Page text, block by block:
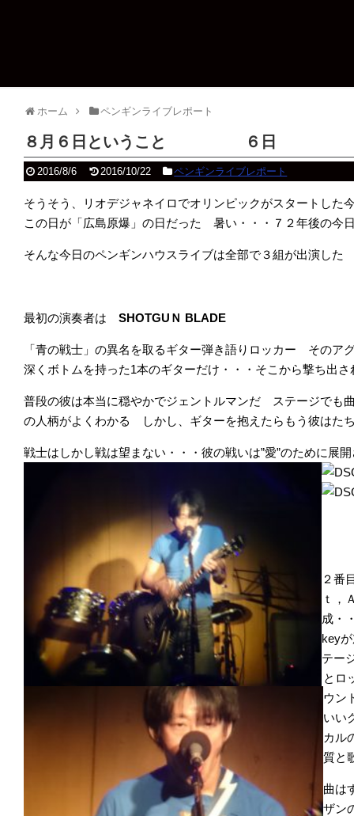
ホーム ペンギンライブレポート
８月６日ということ ６日
2016/8/6 2016/10/22 ペンギンライブレポート
そうそう、リオデジャネイロでオリンピックがスタートした
この日が「広島原爆」の日だった 暑い・・・７２年後の今
そんな今日のペンギンハウスライブは全部で３組が出演した
最初の演奏者は SHOTGUＮ BLADE
「青の戦士」の異名を取るギター弾き語りロッカー そのア
深くボトムを持った1本のギターだけ・・・そこから撃ち出
普段の彼は本当に穏やかでジェントルマンだ ステージでも
の人柄がよくわかる しかし、ギターを抱えたらもう彼はた
戦士はしかし戦は望まない・・・彼の戦いは”愛”のために展
２番
ｔ，
成・
key
テー
とロ
ウン
いい
カル
質と
曲は
ザン